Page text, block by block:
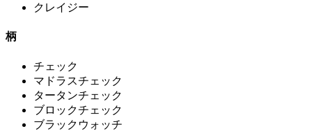
クレイジー
柄
チェック
マドラスチェック
タータンチェック
ブロックチェック
ブラックウォッチ